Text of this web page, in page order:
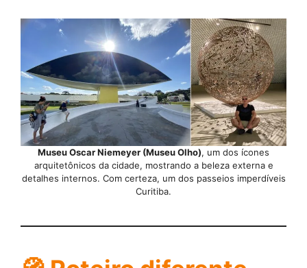
Museu Oscar Niemeyer (Museu Olho), um dos ícones
arquitetônicos da cidade, mostrando a beleza externa e
detalhes internos. Com certeza, um dos passeios imperdíveis
Curitiba.